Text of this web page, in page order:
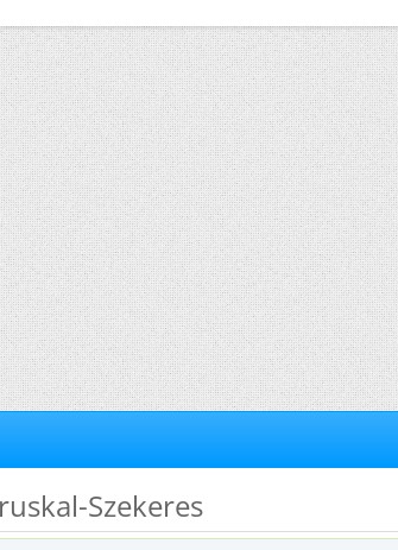
Szekeres